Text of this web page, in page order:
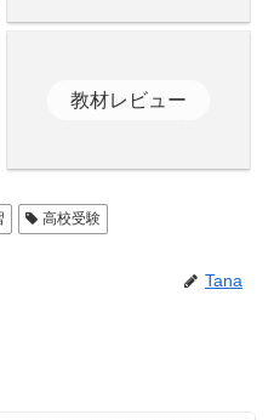
教材レビュー
高校受験
Tana